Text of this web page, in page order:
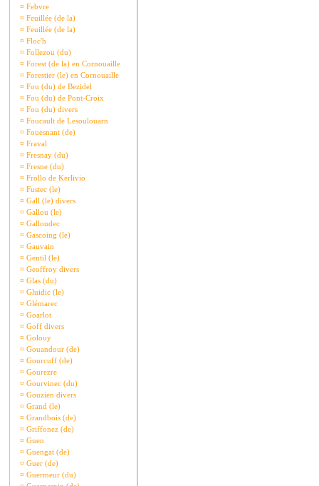
¤ Febvre
¤ Feuillée (de la)
¤ Feuillée (de la)
¤ Floc'h
¤ Follezou (du)
¤ Forest (de la) en Cornouaille
¤ Forestier (le) en Cornouaille
¤ Fou (du) de Bezidel
¤ Fou (du) de Pont-Croix
¤ Fou (du) divers
¤ Foucault de Lesoulouarn
¤ Fouesnant (de)
¤ Fraval
¤ Fresnay (du)
¤ Fresne (du)
¤ Frollo de Kerlivio
¤ Fustec (le)
¤ Gall (le) divers
¤ Gallou (le)
¤ Galloudec
¤ Gascoing (le)
¤ Gauvain
¤ Gentil (le)
¤ Geoffroy divers
¤ Glas (du)
¤ Gluidic (le)
¤ Glémarec
¤ Goarlot
¤ Goff divers
¤ Golouy
¤ Gouandour (de)
¤ Gourcuff (de)
¤ Gourezre
¤ Gourvinec (du)
¤ Gouzien divers
¤ Grand (le)
¤ Grandbois (de)
¤ Griffonez (de)
¤ Guen
¤ Guengat (de)
¤ Guer (de)
¤ Guermeur (du)